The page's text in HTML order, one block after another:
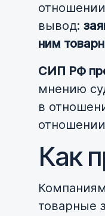
вывод:
ним
СИП РФ
мнению
в
Как
товарные